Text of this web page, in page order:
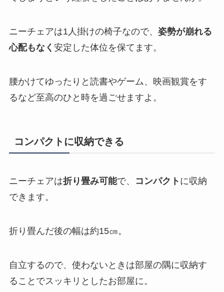
ニーチェアは1人掛けの椅子なので、 姿勢が崩れる
心配もなく 安定した体位を保てます。
腰かけてゆったりと読書やゲーム、映画観賞をす
るなど至高のひと時を過ごせますよ。
コンパクトに収納できる
ニーチェアは折り畳み可能で、 コンパクト に収納
できます。
折り畳んだ後の幅は約15㎝。
自立するので、使わないときは部屋の隅に収納す
ることでスッキリとしたお部屋に。